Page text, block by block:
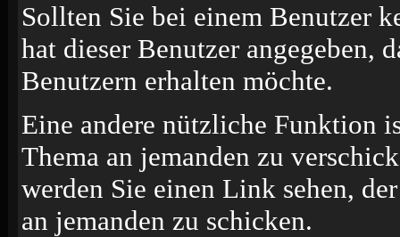
Sollten Sie bei einem Benutzer
hat dieser Benutzer angegeben,
Benutzern erhalten möchte.
Eine andere nützliche Funktion
Thema an jemanden zu
werden Sie einen Link sehen,
an jemanden zu schicken.